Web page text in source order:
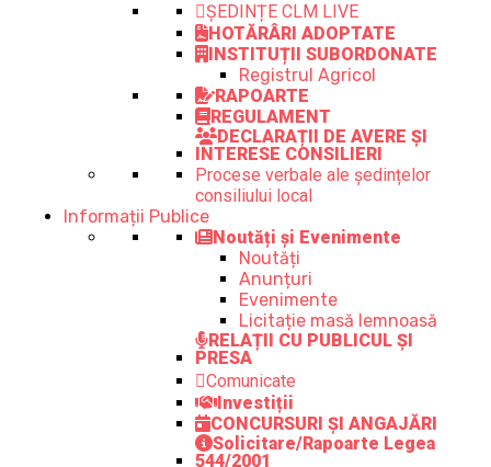
ȘEDINȚE CLM LIVE
HOTĂRÂRI ADOPTATE
INSTITUȚII SUBORDONATE
Registrul Agricol
RAPOARTE
REGULAMENT
DECLARAȚII DE AVERE ȘI
INTERESE CONSILIERI
Procese verbale ale ședințelor
consiliului local
Informații Publice
Noutăți și Evenimente
Noutăți
Anunțuri
Evenimente
Licitație masă lemnoasă
RELAȚII CU PUBLICUL ȘI
PRESA
Comunicate
Investiții
CONCURSURI ȘI ANGAJĂRI
Solicitare/Rapoarte Legea
544/2001